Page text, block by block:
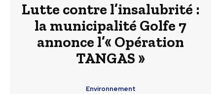
Lutte contre l’insalubrité :
la municipalité Golfe 7
annonce l’« Opération
TANGAS »
Environnement